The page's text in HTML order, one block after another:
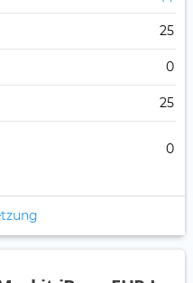
25
0
25
0